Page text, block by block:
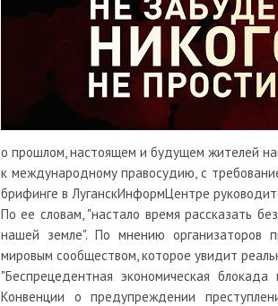
о прошлом, настоящем и будущем жителей
к международному правосудию, с
брифинге в ЛуганскИнформЦентре
По ее словам, "настало время рассказать
нашей земле". По мнению организаторов
мировым сообществом, которое увидит
"Беспрецедентная экономическая
Конвенции о предупреждении